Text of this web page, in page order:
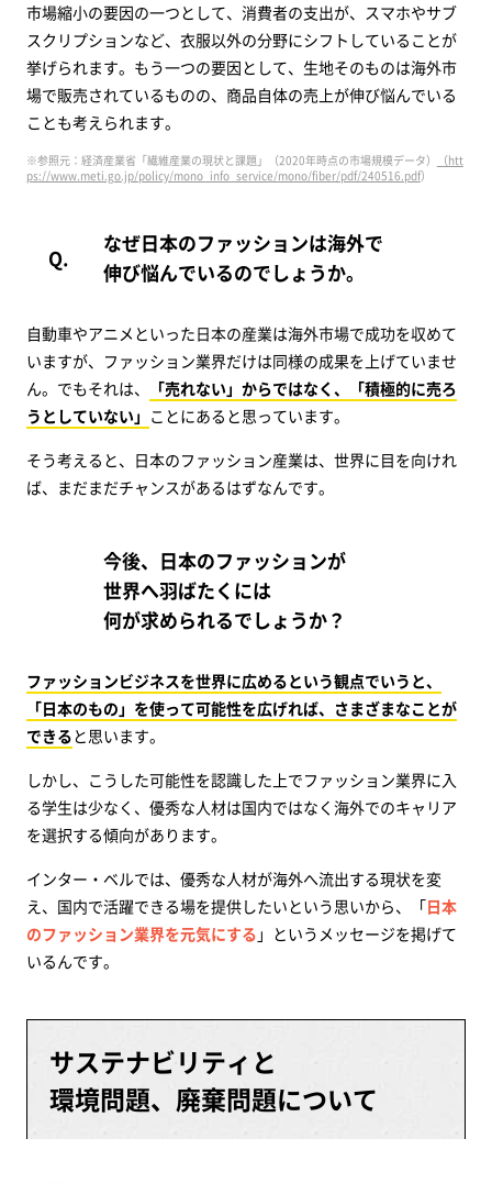
市場縮小の要因の一つとして、消費者の支出が、スマホやサブ
スクリプションなど、衣服以外の分野にシフトしていることが
挙げられます。もう一つの要因として、生地そのものは海外市
場で販売されているものの、商品自体の売上が伸び悩んでいる
ことも考えられます。
※参照元：経済産業省「繊維産業の現状と課題」（2020年時点の市場規模データ）
（htt
ps://www.meti.go.jp/policy/mono_info_service/mono/fiber/pdf/240516.pdf）
なぜ日本のファッションは海外で
伸び悩んでいるのでしょうか。
自動車やアニメといった日本の産業は海外市場で成功を収めて
いますが、ファッション業界だけは同様の成果を上げていませ
ん。でもそれは、
「売れない」からではなく、「積極的に売ろ
うとしていない」 ことにあると思っています。
そう考えると、日本のファッション産業は、世界に目を向けれ
ば、まだまだチャンスがあるはずなんです。
今後、日本のファッションが
世界へ羽ばたくには
何が求められるでしょうか？
ファッションビジネスを世界に広めるという観点でいうと、
「日本のもの」を使って可能性を広げれば、さまざまなことが
できると思います。
しかし、こうした可能性を認識した上でファッション業界に入
る学生は少なく、優秀な人材は国内ではなく海外でのキャリア
を選択する傾向があります。
インター・ベルでは、優秀な人材が海外へ流出する現状を変
え、国内で活躍できる場を提供したいという思いから、「日本
のファッション業界を元気にする 」というメッセージを掲げて
いるんです。
サステナビリティと
環境問題、廃棄問題について